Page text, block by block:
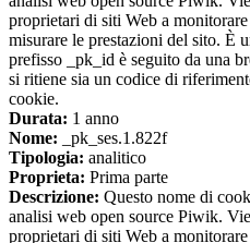
proprietari di siti Web a
misurare le prestazioni del sito. È
prefisso _pk_id è seguito da una
si ritiene sia un codice di
cookie.
Durata: 1 anno
Nome: _pk_ses.1.822f
Tipologia: analitico
Proprieta: Prima parte
Descrizione: Questo nome di
analisi web open source Piwik.
proprietari di siti Web a